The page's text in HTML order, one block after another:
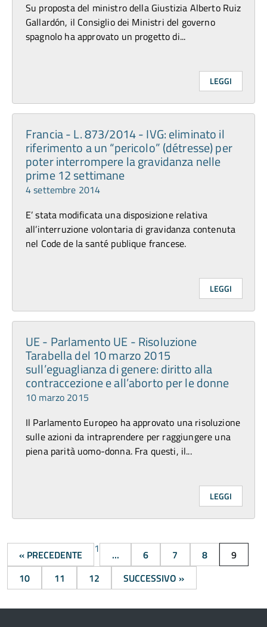
Su proposta del ministro della Giustizia Alberto Ruiz
Gallardón, il Consiglio dei Ministri del governo
spagnolo ha approvato un progetto di...
LEGGI
Francia - L. 873/2014 - IVG: eliminato il
riferimento a un “pericolo” (détresse) per
poter interrompere la gravidanza nelle
prime 12 settimane
4 settembre 2014
E’ stata modificata una disposizione relativa
all’interruzione volontaria di gravidanza contenuta
nel Code de la santé publique francese.
LEGGI
UE - Parlamento UE - Risoluzione
Tarabella del 10 marzo 2015
sull’eguaglianza di genere: diritto alla
contraccezione e all’aborto per le donne
10 marzo 2015
Il Parlamento Europeo ha approvato una risoluzione
sulle azioni da intraprendere per raggiungere una
piena parità uomo-donna. Fra questi, il...
LEGGI
« PRECEDENTE 1 ... 6 7 8
9
10
11 12 SUCCESSIVO »